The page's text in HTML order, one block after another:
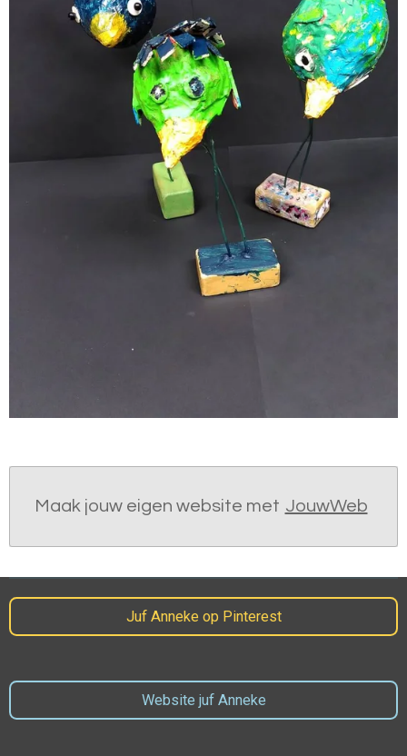
Maak jouw eigen website met JouwWeb
Juf Anneke op Pinterest
Website juf Anneke